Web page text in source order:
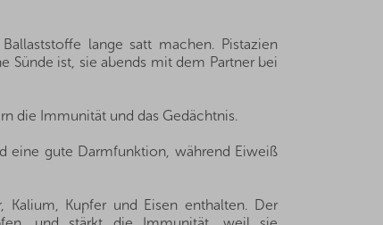
lange satt machen. Pistazien
Sünde ist, sie abends mit dem Partner bei
die Immunität und das Gedächtnis.
eine gute Darmfunktion, während Eiweiß
Kalium, Kupfer und Eisen enthalten. Der